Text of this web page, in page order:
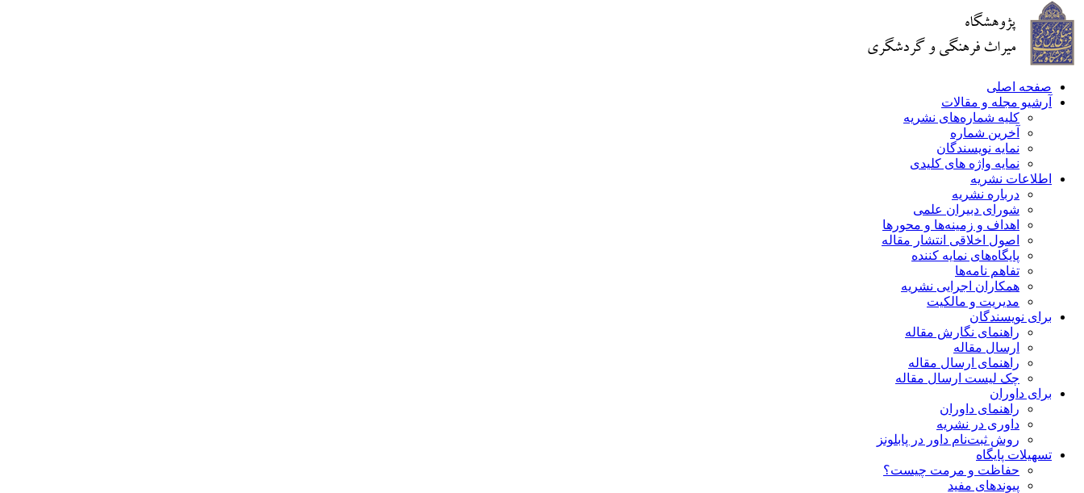
صفحه اصلی
آرشیو مجله و مقالات
کلیه شماره‌های نشریه
آخرین شماره
نمایه نویسندگان
نمایه واژه های کلیدی
اطلاعات نشریه
درباره نشریه
شورای دبیران علمی
اهداف و زمینه‌ها و محورها
اصول اخلاقی انتشار مقاله
پایگاه‌های نمایه کننده
تفاهم نامه‌ها
همکاران اجرایی نشریه
مدیریت و مالکیت
برای نویسندگان
راهنمای نگارش مقاله
ارسال مقاله
راهنمای ارسال مقاله
چک لیست ارسال مقاله
برای داوران
راهنمای داوران
داوری در نشریه
روش ثبت‌نام داور در پابلونز
تسهیلات پایگاه
حفاظت و مرمت چیست؟
پیوند‌های مفید